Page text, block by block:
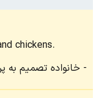
chickens.
خانواده تصمیم به